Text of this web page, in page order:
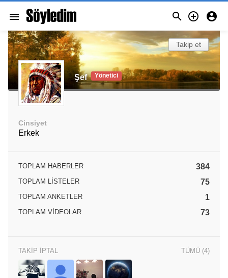
menu   
Şef Yönetici
Takip et
Cinsiyet
Erkek
TOPLAM HABERLER 384
TOPLAM LISTELER 75
TOPLAM ANKETLER 1
TOPLAM VIDEOLAR 73
TAKIP İPTAL TÜMÜ (4)